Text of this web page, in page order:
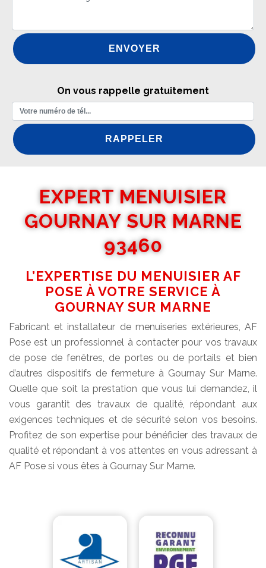
On vous rappelle gratuitement
EXPERT MENUISIER
GOURNAY SUR MARNE
93460
L’EXPERTISE DU MENUISIER AF
POSE À VOTRE SERVICE À
GOURNAY SUR MARNE
Fabricant et installateur de menuiseries extérieures, AF
Pose est un professionnel à contacter pour vos travaux
de pose de fenêtres, de portes ou de portails et bien
d’autres dispositifs de fermeture à Gournay Sur Marne.
Quelle que soit la prestation que vous lui demandez, il
vous garantit des travaux de qualité, répondant aux
exigences techniques et de sécurité selon vos besoins.
Profitez de son expertise pour bénéficier des travaux de
qualité et répondant à vos attentes en vous adressant à
AF Pose si vous êtes à Gournay Sur Marne.